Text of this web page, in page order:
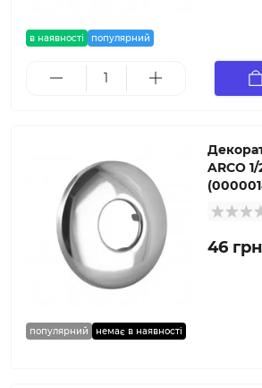
в наявності популярний
популярний немає в наявності
ARCO
46